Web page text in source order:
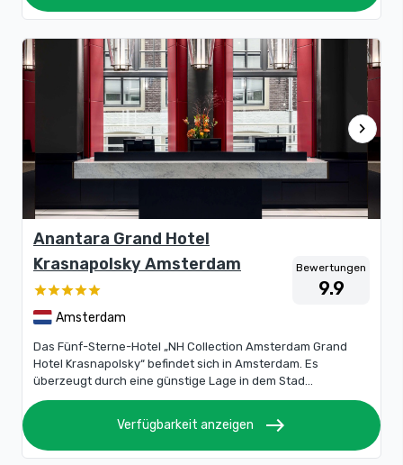
chevron_right
Anantara Grand Hotel
Krasnapolsky Amsterdam
Amsterdam
Bewertungen
9.9
Das Fünf-Sterne-Hotel „NH Collection Amsterdam Grand
Hotel Krasnapolsky“ befindet sich in Amsterdam. Es
überzeugt durch eine günstige Lage in dem Stad...
Verfügbarkeit anzeigen east